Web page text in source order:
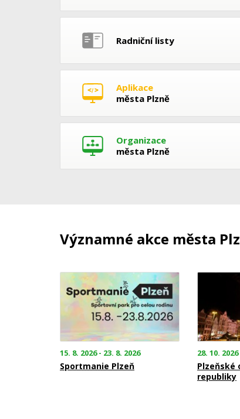
Radniční listy
Aplikace
města Plzně
Organizace
města Plzně
Významné akce města
15. 8. 2026 - 23. 8. 2026
Sportmanie Plzeň
28. 10.
Plzeňské
republiky